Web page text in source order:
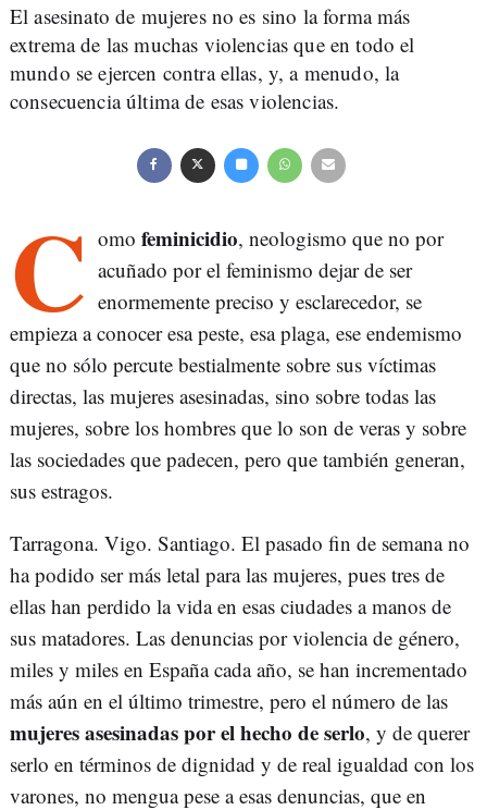
El asesinato de mujeres no es sino la forma más
extrema de las muchas violencias que en todo el
mundo se ejercen contra ellas, y, a menudo, la
consecuencia última de esas violencias.
C omo feminicidio, neologismo que no por
acuñado por el feminismo dejar de ser
enormemente preciso y esclarecedor, se
empieza a conocer esa peste, esa plaga, ese endemismo
que no sólo percute bestialmente sobre sus víctimas
directas, las mujeres asesinadas, sino sobre todas las
mujeres, sobre los hombres que lo son de veras y sobre
las sociedades que padecen, pero que también generan,
sus estragos.
Tarragona. Vigo. Santiago. El pasado fin de semana no
ha podido ser más letal para las mujeres, pues tres de
ellas han perdido la vida en esas ciudades a manos de
sus matadores. Las denuncias por violencia de género,
miles y miles en España cada año, se han incrementado
más aún en el último trimestre, pero el número de las
mujeres asesinadas por el hecho de serlo, y de querer
serlo en términos de dignidad y de real igualdad con los
varones, no mengua pese a esas denuncias, que en